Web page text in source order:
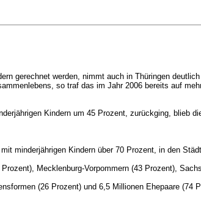
gerechnet werden, nimmt auch in Thüringen
so traf das im Jahr 2006 bereits auf
Kindern um 45 Prozent, zurückging, blieb
minderjährigen Kindern über 70 Prozent, in den
Mecklenburg-Vorpommern (43 Prozent),
(26 Prozent) und 6,5 Millionen Ehepaare (74